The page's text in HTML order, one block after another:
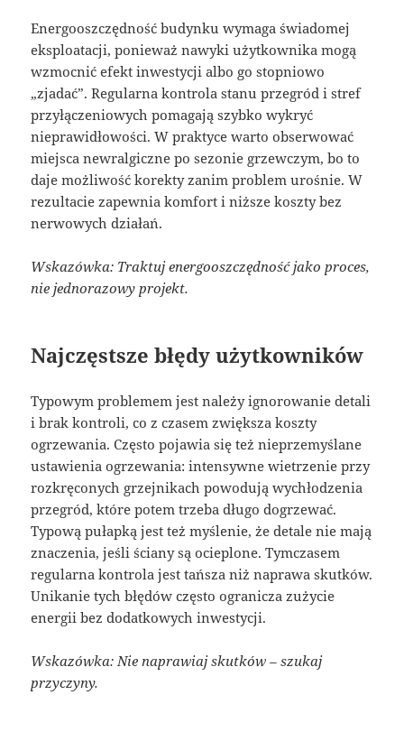
Energooszczędność budynku wymaga świadomej
eksploatacji, ponieważ nawyki użytkownika mogą
wzmocnić efekt inwestycji albo go stopniowo
„zjadać”. Regularna kontrola stanu przegród i stref
przyłączeniowych pomagają szybko wykryć
nieprawidłowości. W praktyce warto obserwować
miejsca newralgiczne po sezonie grzewczym, bo to
daje możliwość korekty zanim problem urośnie. W
rezultacie zapewnia komfort i niższe koszty bez
nerwowych działań.
Wskazówka: Traktuj energooszczędność jako proces,
nie jednorazowy projekt.
Najczęstsze błędy użytkowników
Typowym problemem jest należy ignorowanie detali
i brak kontroli, co z czasem zwiększa koszty
ogrzewania. Często pojawia się też nieprzemyślane
ustawienia ogrzewania: intensywne wietrzenie przy
rozkręconych grzejnikach powodują wychłodzenia
przegród, które potem trzeba długo dogrzewać.
Typową pułapką jest też myślenie, że detale nie mają
znaczenia, jeśli ściany są ocieplone. Tymczasem
regularna kontrola jest tańsza niż naprawa skutków.
Unikanie tych błędów często ogranicza zużycie
energii bez dodatkowych inwestycji.
Wskazówka: Nie naprawiaj skutków – szukaj
przyczyny.